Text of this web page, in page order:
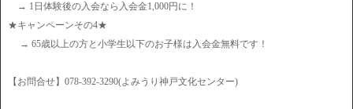
→ 1日体験後の入会なら入会金1,000円に！
★キャンペーンその4★
→ 65歳以上の方と小学生以下のお子様は入会金無料です！
【お問合せ】078-392-3290(よみうり神戸文化センター)